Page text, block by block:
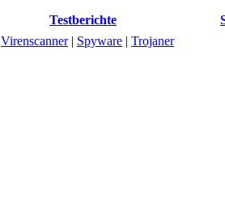
Testberichte
Virenscanner| Spyware | Trojaner